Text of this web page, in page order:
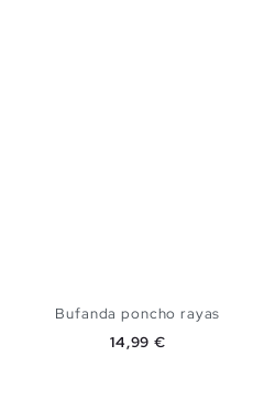
Bufanda poncho rayas
Precio
14,99 €